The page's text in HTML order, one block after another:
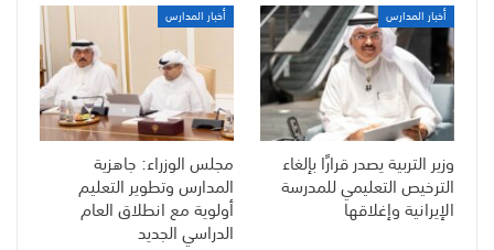
أخبار المدارس
وزير التربية يصدر قرارًا بإلغاء
الترخيص التعليمي للمدرسة
الإيرانية وإغلاقها
أخبار المدارس
مجلس الوزراء: جاهزية
المدارس وتطوير التعليم
أولوية مع انطلاق العام
الدراسي الجديد